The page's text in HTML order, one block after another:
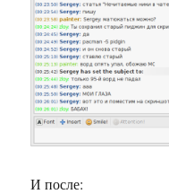
И после: